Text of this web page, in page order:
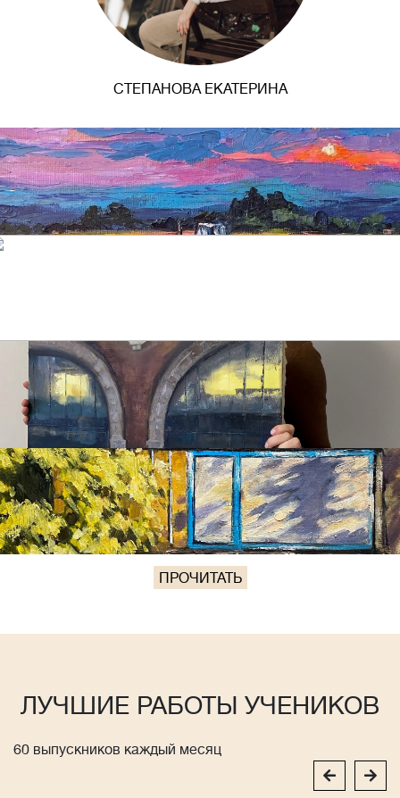
СТЕПАНОВА ЕКАТЕРИНА
ПРОЧИТАТЬ
ЛУЧШИЕ РАБОТЫ УЧЕНИКОВ
60 выпускников каждый месяц